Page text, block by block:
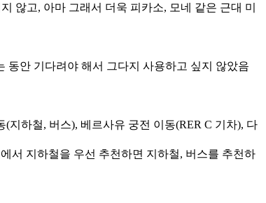
않고, 아마 그래서 더욱 피카소, 모네 같은 근대 미
동안 기다려야 해서 그다지 사용하고 싶지 않았음
지하철, 버스), 베르사유 궁전 이동(RER C 기차), 다
서 지하철을 우선 추천하면 지하철, 버스를 추천하